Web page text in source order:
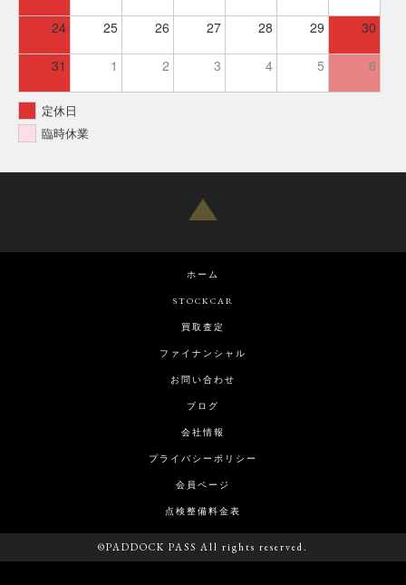
24 25 26 27 28 29 30
31 1 2 3 4 5 6
定休日
臨時休業
ホーム
STOCKCAR
買取査定
ファイナンシャル
お問い合わせ
ブログ
会社情報
プライバシーポリシー
会員ページ
点検整備料金表
©PADDOCK PASS All rights reserved.